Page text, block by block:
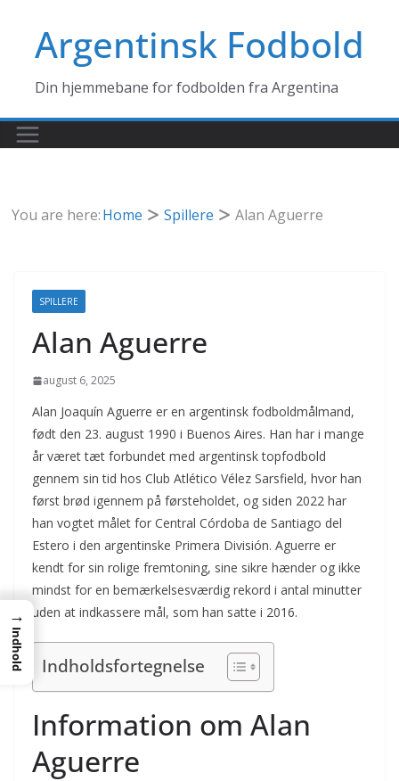
contentArgentinsk Fodbold
Din hjemmebane for fodbolden fra Argentina
You are here:Home Spillere Alan Aguerre
SPILLERE
Alan Aguerre
august 6, 2025
Alan Joaquín Aguerre er en argentinsk fodboldmålmand,
født den 23. august 1990 i Buenos Aires. Han har i mange
år været tæt forbundet med argentinsk topfodbold
gennem sin tid hos Club Atlético Vélez Sarsfield, hvor han
først brød igennem på førsteholdet, og siden 2022 har
han vogtet målet for Central Córdoba de Santiago del
Estero i den argentinske Primera División. Aguerre er
kendt for sin rolige fremtoning, sine sikre hænder og ikke
mindst for en bemærkelsesværdig rekord i antal minutter
uden at indkassere mål, som han satte i 2016.
Indholdsfortegnelse
Information om Alan
Aguerre
→
Indhold